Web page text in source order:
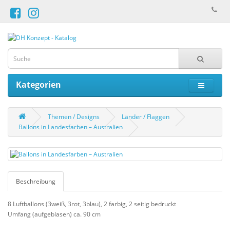
Kategorien
Themen / Designs
Länder / Flaggen
Ballons in Landesfarben – Australien
Beschreibung
8 Luftballons (3weiß, 3rot, 3blau), 2 farbig, 2 seitig bedruckt
Umfang (aufgeblasen) ca. 90 cm